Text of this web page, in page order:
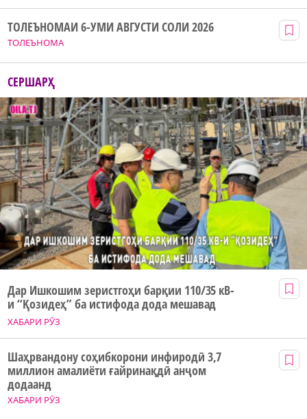
ТОЛЕЪНОМА
ТОЛЕЪНОМАИ 6-УМИ АВГУСТИ СОЛИ 2026
СЕРШАРҲ
ХАБАРИ РӮЗ
Дар Ишкошим зеристгоҳи барқии 110/35 кВ-
и “Қозидеҳ” ба истифода дода мешавад
ХАБАРИ РӮЗ
Шаҳрвандону соҳибкорони инфиродӣ 3,7
миллион амалиёти ғайринақдӣ анҷом
додаанд